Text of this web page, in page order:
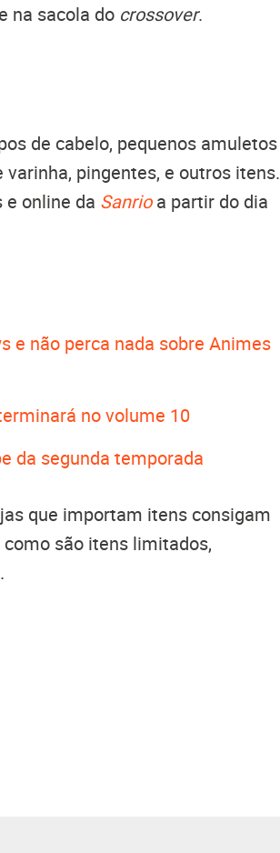
na sacola do crossover.
de cabelo, pequenos amuletos
pingentes, e outros itens.
online da Sanrioa partir do dia
e não perca nada sobre Animes
no volume 10
da segunda temporada
que importam itens consigam
são itens limitados,